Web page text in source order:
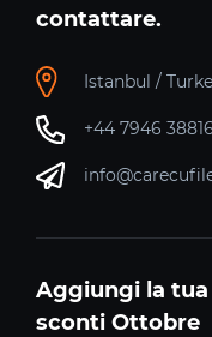
contattare.
Istanbul /
+44 7946
Aggiungi la
sconti Ottobre